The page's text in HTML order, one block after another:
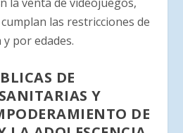
las restricciones de
por edades.
DE
Y
DE